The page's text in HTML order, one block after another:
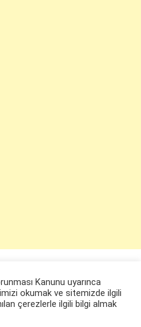
Kanunu uyarınca
okumak ve sitemizde ilgili
çerezlerle ilgili bilgi almak